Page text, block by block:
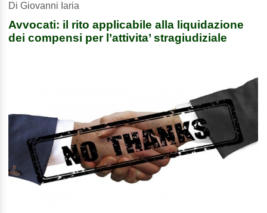
Di Giovanni Iaria
Avvocati: il rito applicabile alla liquidazione
dei compensi per l’attivita’ stragiudiziale